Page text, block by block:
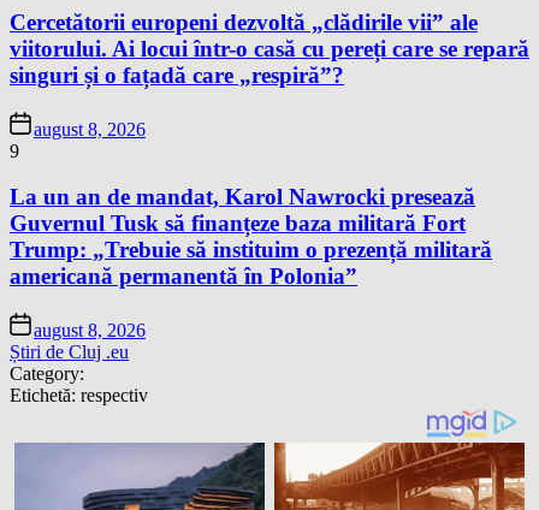
Cercetătorii europeni dezvoltă „clădirile vii” ale
viitorului. Ai locui într-o casă cu pereți care se repară
singuri și o fațadă care „respiră”?
august 8, 2026
9
La un an de mandat, Karol Nawrocki presează
Guvernul Tusk să finanțeze baza militară Fort
Trump: „Trebuie să instituim o prezență militară
americană permanentă în Polonia”
august 8, 2026
Știri de Cluj .eu
Category:
Etichetă: respectiv